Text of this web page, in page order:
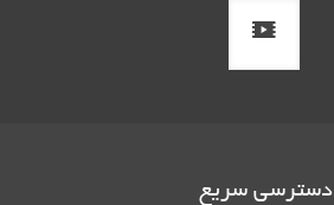
دسترسی سریع